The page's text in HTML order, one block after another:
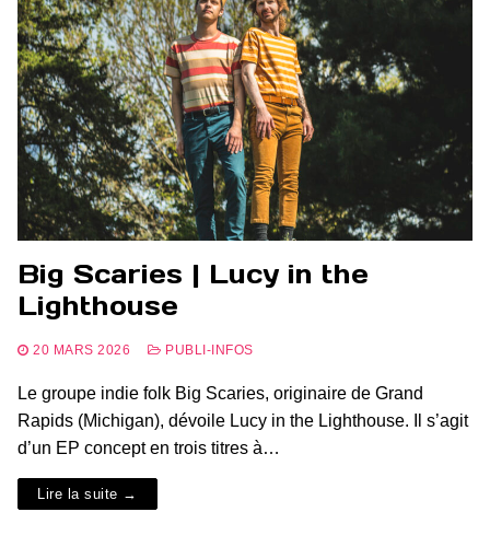
Big Scaries | Lucy in the
Lighthouse
20 MARS 2026 PUBLI-INFOS
Le groupe indie folk Big Scaries, originaire de Grand
Rapids (Michigan), dévoile Lucy in the Lighthouse. Il s’agit
d’un EP concept en trois titres à…
Lire la suite →